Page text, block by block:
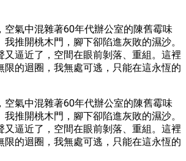
空氣中混雜著60年代辦公室的陳舊霉味
推開桃木門，腳下卻陷進灰敗的濕沙。
又逼近了，空間在眼前剝落、重組。這裡
限的迴圈，我無處可逃，只能在這永恆的
空氣中混雜著60年代辦公室的陳舊霉味
推開桃木門，腳下卻陷進灰敗的濕沙。
又逼近了，空間在眼前剝落、重組。這裡
限的迴圈，我無處可逃，只能在這永恆的